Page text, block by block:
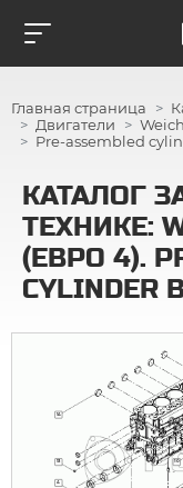
Главная страница
Двигатели
Pre-assembled
КАТАЛОГ
ТЕХНИКЕ:
(ЕВРО 4).
CYLINDER
4
10
13
14